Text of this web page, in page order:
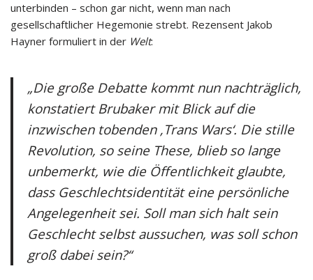
unterbinden – schon gar nicht, wenn man nach
gesellschaftlicher Hegemonie strebt. Rezensent Jakob
Hayner formuliert in der Welt:
„Die große Debatte kommt nun nachträglich,
konstatiert Brubaker mit Blick auf die
inzwischen tobenden ‚Trans Wars‘. Die stille
Revolution, so seine These, blieb so lange
unbemerkt, wie die Öffentlichkeit glaubte,
dass Geschlechtsidentität eine persönliche
Angelegenheit sei. Soll man sich halt sein
Geschlecht selbst aussuchen, was soll schon
groß dabei sein?“